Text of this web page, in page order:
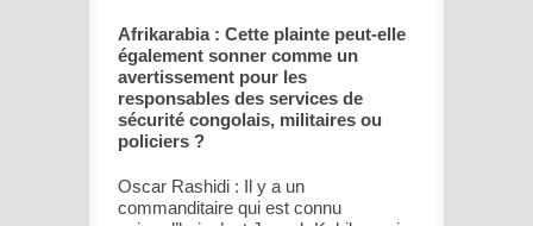
Afrikarabia : Cette plainte peut-elle
également sonner comme un
avertissement pour les
responsables des services de
sécurité congolais, militaires ou
policiers ?
Oscar Rashidi : Il y a un
commanditaire qui est connu